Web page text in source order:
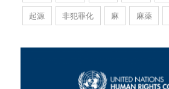
起源
非犯罪化 麻 麻薬